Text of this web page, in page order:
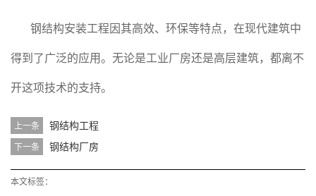
钢结构安装工程因其高效、环保等特点，在现代建筑中
得到了广泛的应用。无论是工业厂房还是高层建筑，都离不
开这项技术的支持。
上一条 钢结构工程
下一条 钢结构厂房
本文标签：